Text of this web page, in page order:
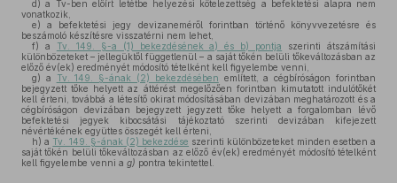
d) a Tv-ben előírt letétbe helyezési kötelezettség a befektetési alapra nem
vonatkozik,
e) a befektetési jegy devizaneméről forintban történő könyvvezetésre és
beszámoló készítésre visszatérni nem lehet,
f) a Tv. 149. §-a (1) bekezdésének a) és b) pontja szerinti átszámítási
különbözeteket – jellegüktől függetlenül – a saját tőkén belüli tőkeváltozásban az
előző év(ek) eredményét módosító tételként kell figyelembe venni,
g) a Tv. 149. §-ának (2) bekezdésében említett, a cégbíróságon forintban
bejegyzett tőke helyett az áttérést megelőzően forintban kimutatott indulótőkét
kell érteni, továbbá a létesítő okirat módosításában devizában meghatározott és a
cégbíróságon devizában bejegyzett jegyzett tőke helyett a forgalomban lévő
befektetési jegyek kibocsátási tájékoztató szerinti devizában kifejezett
névértékének együttes összegét kell érteni,
h) a Tv. 149. §-ának (2) bekezdése szerinti különbözeteket minden esetben a
saját tőkén belüli tőkeváltozásban az előző év(ek) eredményét módosító tételként
kell figyelembe venni a g) pontra tekintettel.